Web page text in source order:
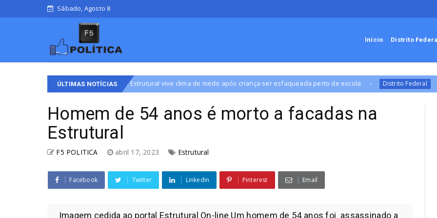
Sábado, Agosto 8
Início Distrito Federal
ÚLTIMAS NOTÍCIAS
da Estrutural vive clima de medo após criança ser esfaqueada perto de escola Distrito Federal GDF libera R$ 42,1
Homem de 54 anos é morto a facadas na
Estrutural
F5 POLITICA abril 17, 2023 Estrutural
Facebook Twitter Linkedin Pinterest Email
Imagem cedida ao portal Estrutural On-line Um homem de 54 anos foi assassinado a